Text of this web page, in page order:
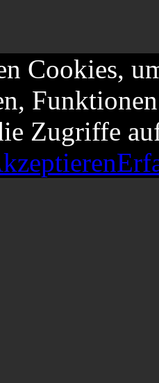
Cookies,
Zugriffe